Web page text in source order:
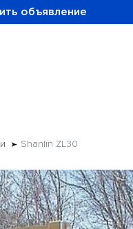
объявление
Shanlin ZL30